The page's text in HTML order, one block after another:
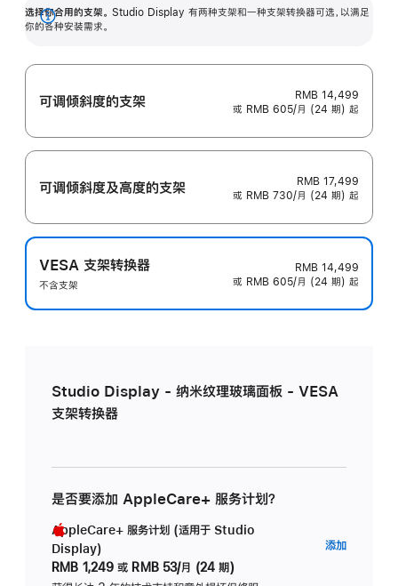
选择你合用的支架。 Studio Display 有两种支架和一种支架转换器可选，以满足
你的各种安装需求。
展
可调倾斜度的支架
RMB 14,499
或 RMB 605/月 (24 期) 起
可调倾斜度及高‍度的支‍架
RMB 17,499
或 RMB 730/月 (24 期) 起
VESA 支架转换器
不含支架
RMB 14,499
或 RMB 605/月 (24 期) 起
Studio Display - 纳米纹理玻璃面板 - VESA
支架转换器
是否要添加 AppleCare+ 服务计划？
AppleCare+ 服务计划 (适用于 Studio
Display)
RMB 1,249 或 RMB 53/月 (24 期)
添加